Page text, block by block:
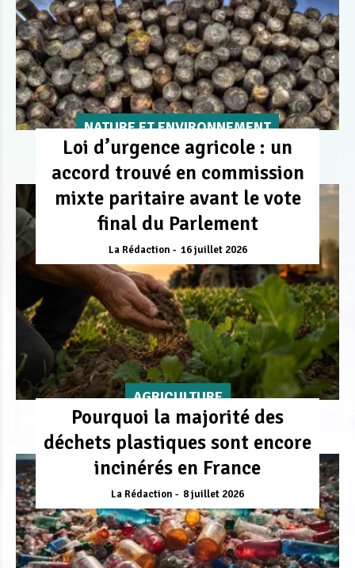
NATURE ET ENVIRONNEMENT
Loi d’urgence agricole : un
accord trouvé en commission
mixte paritaire avant le vote
final du Parlement
La Rédaction 16 juillet 2026
AGRICULTURE
Pourquoi la majorité des
déchets plastiques sont encore
incinérés en France
La Rédaction 8 juillet 2026